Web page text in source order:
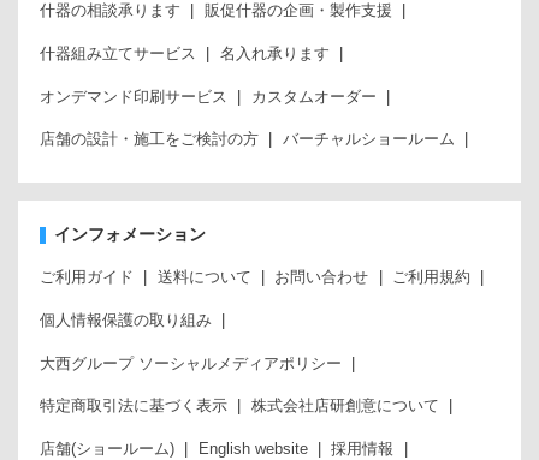
什器の相談承ります 販促什器の企画・製作支援
什器組み立てサービス 名入れ承ります
オンデマンド印刷サービス カスタムオーダー
店舗の設計・施工をご検討の方 バーチャルショールーム
インフォメーション
ご利用ガイド 送料について お問い合わせ ご利用規約
個人情報保護の取り組み
大西グループ ソーシャルメディアポリシー
特定商取引法に基づく表示 株式会社店研創意について
店舗(ショールーム) English website 採用情報